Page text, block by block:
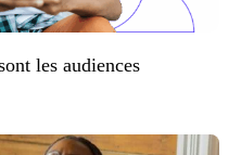
les audiences